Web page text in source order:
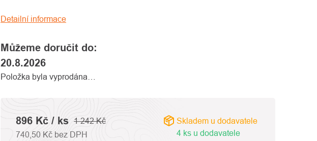
z
Můžeme doručit do:
20.8.2026
Položka byla vyprodána…
Detailní informace
1 242 Kč
896 Kč / ks
740,50 Kč bez DPH
Skladem u dodavatele
4 ks u dodavatele